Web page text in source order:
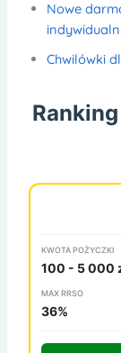
Nowe
Chwilówki
KWOTA POŻYCZKI
100 - 5 000
MAX RRSO
36%